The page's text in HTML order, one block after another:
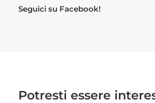
Seguici su Facebook!
Potresti essere